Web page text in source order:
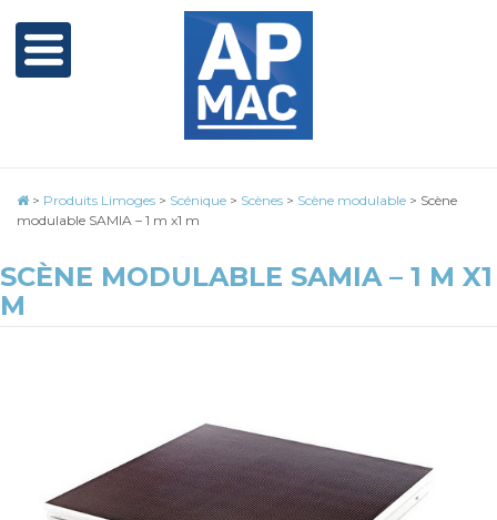
> Produits Limoges > Scénique > Scènes > Scène modulable > Scène
modulable SAMIA – 1 m x1 m
SCÈNE MODULABLE SAMIA – 1 M X1
M